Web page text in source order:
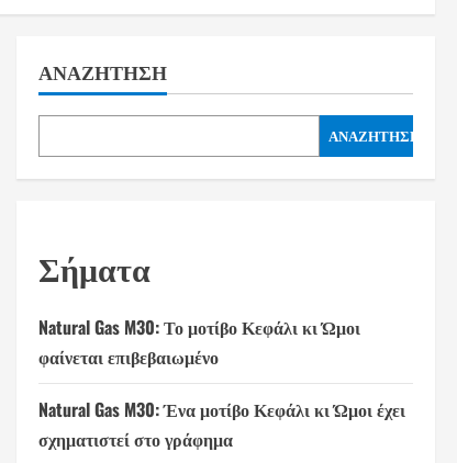
ΑΝΑΖΉΤΗΣΗ
ΑΝΑΖΉΤΗΣΗ
Σήματα
Natural Gas M30: Το μοτίβο Κεφάλι κι Ώμοι
φαίνεται επιβεβαιωμένο
Natural Gas M30: Ένα μοτίβο Κεφάλι κι Ώμοι έχει
σχηματιστεί στο γράφημα